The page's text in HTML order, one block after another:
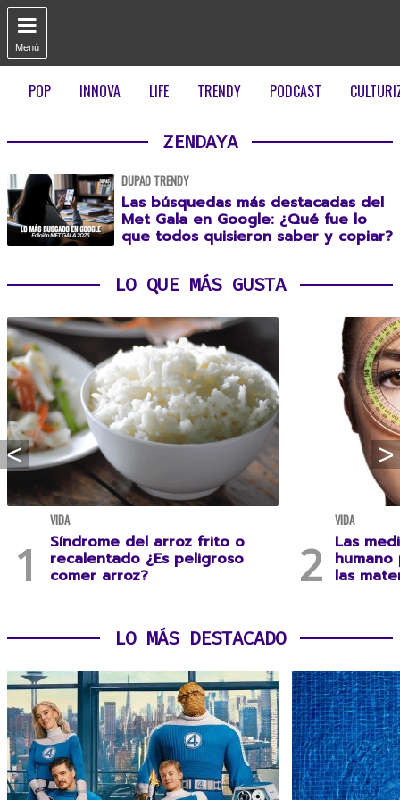

Menú
POP INNOVA LIFE TRENDY PODCAST
ZENDAYA
DUPAO TRENDY
Las búsquedas más destacadas del
Met Gala en Google: ¿Qué fue lo
que todos quisieron saber y copiar?
LO QUE MÁS GUSTA
VIDA
Síndrome del arroz frito o
recalentado ¿Es peligroso
comer arroz?
VIDA
Las
las
LO MÁS DESTACADO